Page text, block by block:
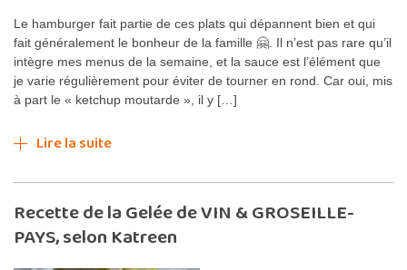
Le hamburger fait partie de ces plats qui dépannent bien et qui
fait généralement le bonheur de la famille 🤗. Il n’est pas rare qu’il
intègre mes menus de la semaine, et la sauce est l’élément que
je varie régulièrement pour éviter de tourner en rond. Car oui, mis
à part le « ketchup moutarde », il y […]
Lire la suite
Recette de la Gelée de VIN & GROSEILLE-
PAYS, selon Katreen